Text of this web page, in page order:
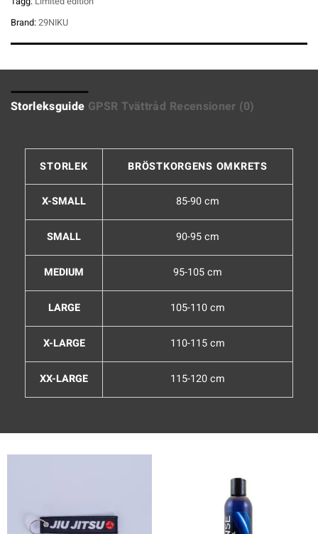
Brand:29NIKU
Storleksguide GPSR Tvättråd Recensioner (0)
STORLEK BRÖSTKORGENS OMKRETS
X-SMALL 85-90 cm
SMALL 90-95 cm
MEDIUM 95-105 cm
LARGE 105-110 cm
X-LARGE 110-115 cm
XX-LARGE 115-120 cm